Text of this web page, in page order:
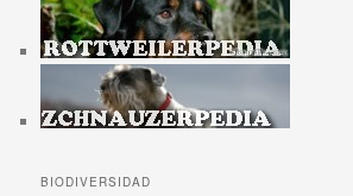
BIODIVERSIDAD